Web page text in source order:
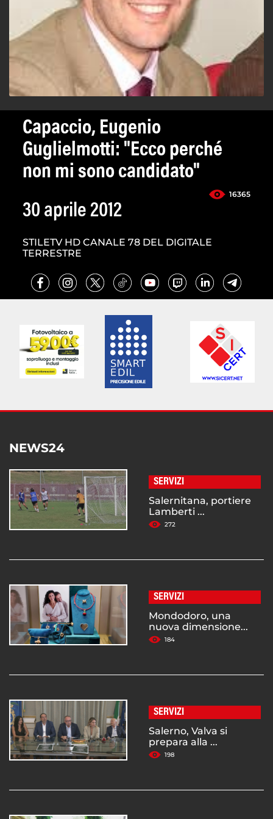
Capaccio, Eugenio
Guglielmotti: "Ecco perché
non mi sono candidato"
16365
30 aprile 2012
STILETV HD CANALE 78 DEL DIGITALE
TERRESTRE
NEWS24
SERVIZI
Salernitana, portiere
Lamberti ...
272
SERVIZI
Mondodoro, una
nuova dimensione...
184
SERVIZI
Salerno, Valva si
prepara alla ...
198